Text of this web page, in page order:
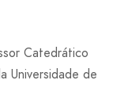
Catedrático
Universidade de